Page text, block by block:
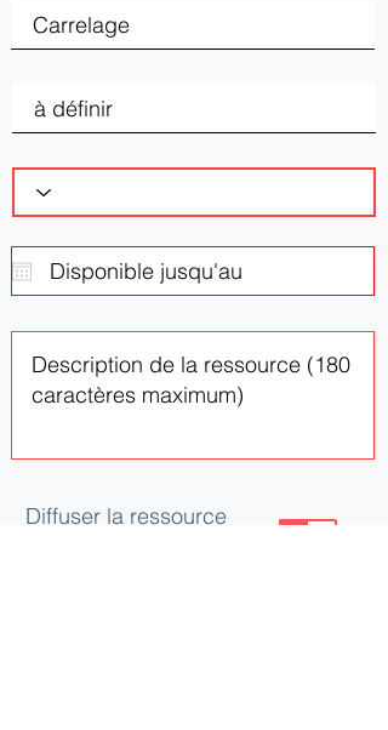
Diffuser la ressource